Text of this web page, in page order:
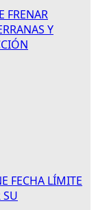
FRENAR
Y
FECHA LÍMITE
SU